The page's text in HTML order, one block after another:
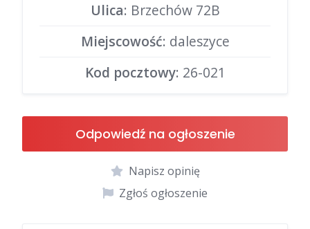
Ulica: Brzechów 72B
Miejscowość: daleszyce
Kod pocztowy: 26-021
Odpowiedź na ogłoszenie
Napisz opinię
Zgłoś ogłoszenie